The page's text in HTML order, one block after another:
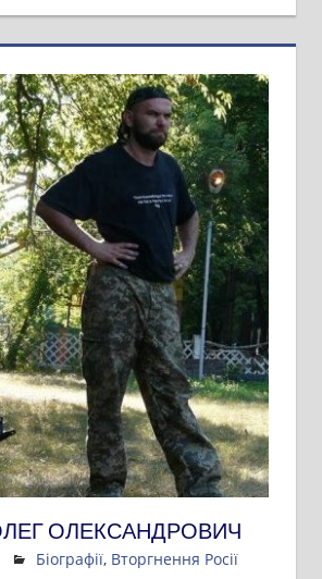
ОЛЕКСАНДРОВИЧ
Admin
Біографії, Вторгнення Росії